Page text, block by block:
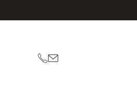
05362150565
vatkaliguve@gmail.com